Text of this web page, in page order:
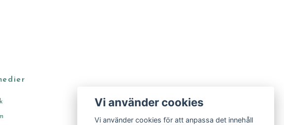
Vi använder cookies
Vi använder cookies för att anpassa det innehåll